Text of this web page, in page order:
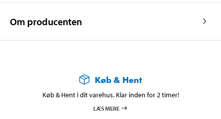
Om producenten
Køb & Hent
Køb & Hent i dit varehus. Klar inden for 2 timer!
LÆS MERE